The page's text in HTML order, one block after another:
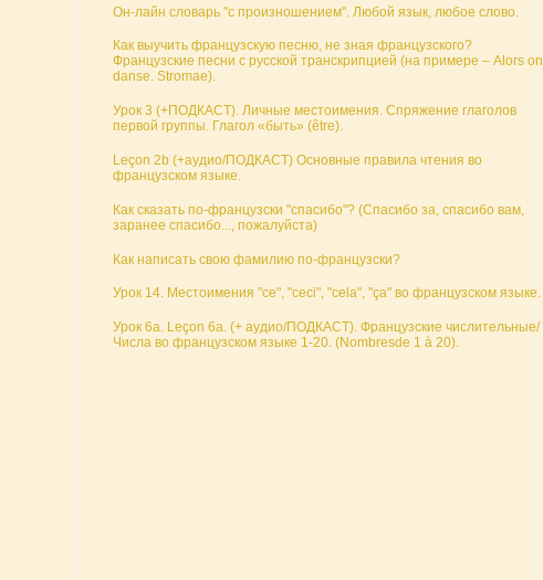
Он-лайн словарь "с произношением". Любой язык, любое слово.
Как выучить французскую песню, не зная французского?
Французские песни с русской транскрипцией (на примере – Alors on
danse. Stromae).
Урок 3 (+ПОДКАСТ). Личные местоимения. Спряжение глаголов
первой группы. Глагол «быть» (être).
Leçon 2b (+аудио/ПОДКАСТ) Основные правила чтения во
французском языке.
Как сказать по-французски "спасибо"? (Спасибо за, спасибо вам,
заранее спасибо..., пожалуйста)
Как написать свою фамилию по-французски?
Урок 14. Местоимения "ce", "ceci", "cela", "ça" во французском языке.
Урок 6а. Leçon 6а. (+ аудио/ПОДКАСТ). Французские числительные/
Числа во французском языке 1-20. (Nombresde 1 à 20).